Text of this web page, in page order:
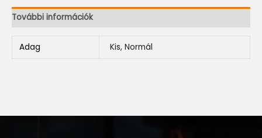
További információk
Adag Kis, Normál